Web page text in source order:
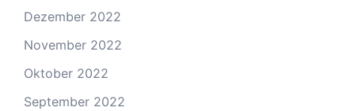
Dezember 2022
November 2022
Oktober 2022
September 2022